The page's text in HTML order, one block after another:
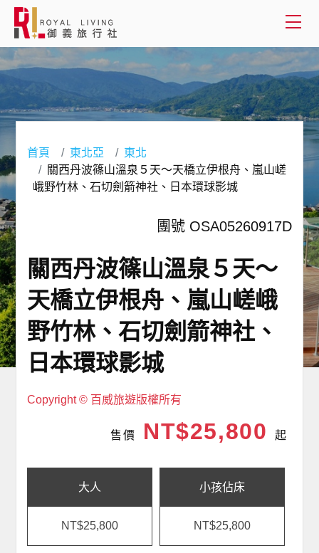
會員登入
國外旅遊
客製服務
旅遊資訊
關於御義
客服專線(02) 2515-1218
首頁 東北亞
東北
關西丹波篠山溫泉５天～天橋立伊根舟、嵐山嵯
峨野竹林、石切劍箭神社、日本環球影城
團號 OSA05260917D
關西丹波篠山溫泉５天～
天橋立伊根舟、嵐山嵯峨
野竹林、石切劍箭神社、
日本環球影城
Copyright © 百威旅遊版權所有
售價 NT$25,800 起
大人
NT$25,800
小孩佔床
NT$25,800